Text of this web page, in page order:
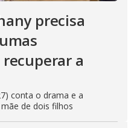
precisa
a
conta o drama e a
de dois filhos